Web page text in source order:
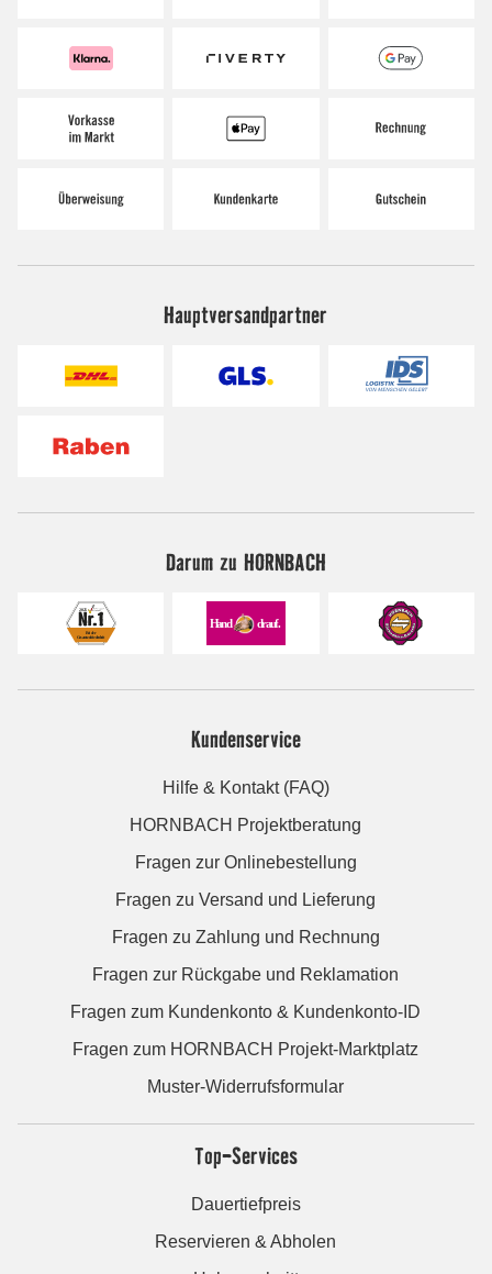
Hauptversandpartner
Darum zu HORNBACH
Kundenservice
Hilfe & Kontakt (FAQ)
HORNBACH Projektberatung
Fragen zur Onlinebestellung
Fragen zu Versand und Lieferung
Fragen zu Zahlung und Rechnung
Fragen zur Rückgabe und Reklamation
Fragen zum Kundenkonto & Kundenkonto-ID
Fragen zum HORNBACH Projekt-Marktplatz
Muster-Widerrufsformular
Top-Services
Dauertiefpreis
Reservieren & Abholen